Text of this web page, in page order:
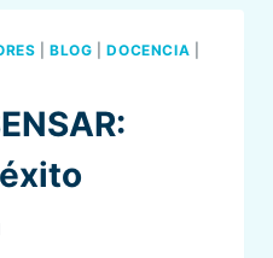
|BLOG |DOCENCIA